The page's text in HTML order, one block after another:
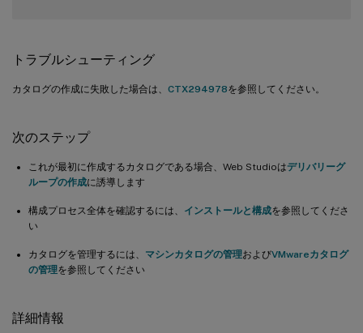
トラブルシューティング
カタログの作成に失敗した場合は、 CTX294978を参照してください。
次のステップ
これが最初に作成するカタログである場合、Web Studioはデリバリーグ
ループの作成に誘導します
構成プロセス全体を確認するには、 インストールと構成を参照してくださ
い
カタログを管理するには、 マシンカタログの管理およびVMwareカタログ
の管理を参照してください
詳細情報